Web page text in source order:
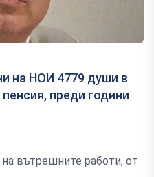
на НОИ 4779 души в
преди години
вътрешните работи, от